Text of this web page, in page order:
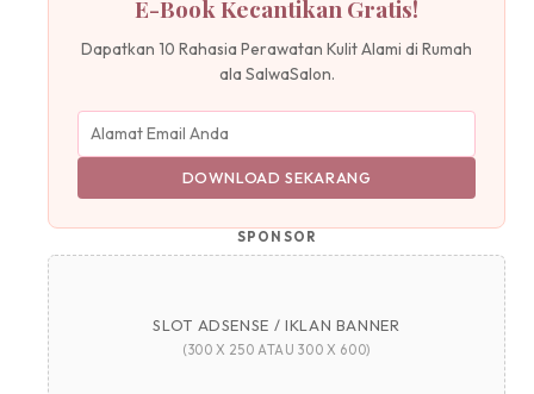
E-Book Kecantikan Gratis!
Dapatkan 10 Rahasia Perawatan Kulit Alami di Rumah
ala SalwaSalon.
DOWNLOAD SEKARANG
SPONSOR
SLOT ADSENSE / IKLAN BANNER
(300 X 250 ATAU 300 X 600)